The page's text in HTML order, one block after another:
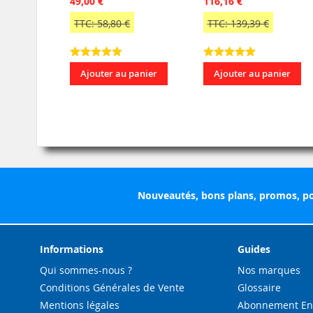
TTC: 58,80 €
Ajouter au panier
TTC: 139,39 €
Ajouter au panier
Nouveautés, bons plans, promos,
Informations
Qui sommes-nous ?
Conditions Générales de Vente
Mentions légales
Guides
Nos marques
Glossaire
Abonnement